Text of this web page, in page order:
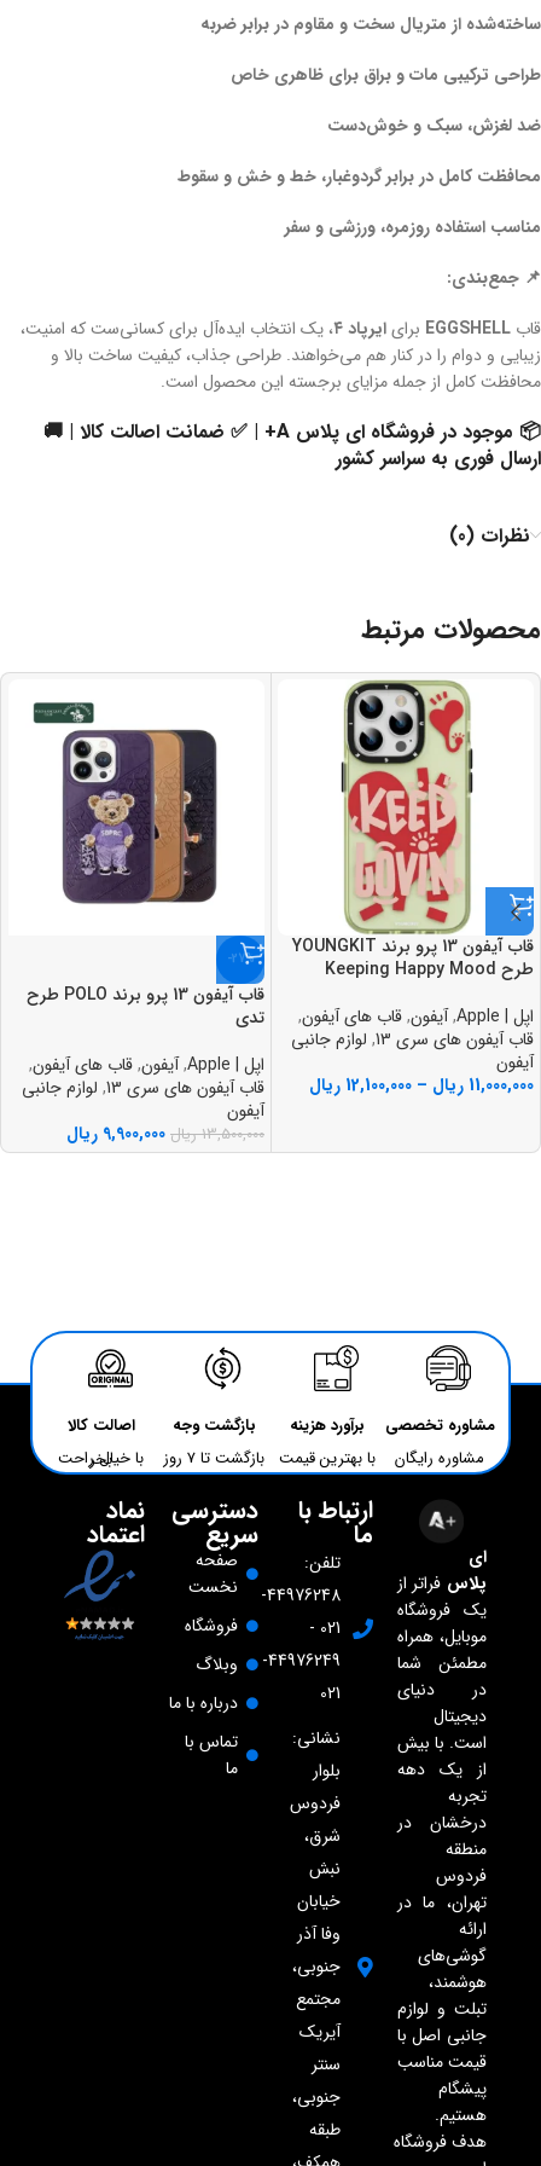
ساخته‌شده از متریال سخت و مقاوم در برابر ضربه
طراحی ترکیبی مات و براق برای ظاهری خاص
ضد لغزش، سبک و خوش‌دست
محافظت کامل در برابر گردوغبار، خط و خش و سقوط
مناسب استفاده روزمره، ورزشی و سفر
📌 جمع‌بندی:
قاب EGGSHELL برایایرپاد ۴ ، یک انتخاب ایده‌آل برای کسانی‌ست که امنیت،
زیبایی و دوام را در کنار هم می‌خواهند. طراحی جذاب، کیفیت ساخت بالا و
محافظت کامل از جمله مزایای برجسته این محصول است.
📦 موجود در فروشگاه ای پلاس A+ | ✅ ضمانت اصالت کالا | 🚚
ارسال فوری به سراسر کشور
نظرات (0)
محصولات مرتبط
قاب آيفون 13 پرو برند YOUNGKIT
طرح Keeping Happy Mood
اپل | Apple
,آیفون,قاب های آیفون,
قاب آیفون های سری 13
, لوازم جانبی
آیفون
11,000,000 ریال –
12,100,000 ریال
-27%
قاب آيفون 13 پرو برند POLO طرح
تدی
اپل | Apple
,آیفون,قاب های آیفون,
قاب آیفون های سری 13
, لوازم جانبی
آیفون
13,500,000 ریال 9,900,000 ریال
مشاوره تخصصی
مشاوره رایگان
برآورد هزینه
با بهترین قیمت
بازگشت وجه
بازگشت تا 7 روز
اصالت کالا
با خیال راحت بخر
ای
پلاس فراتر از
یک فروشگاه
موبایل، همراه
مطمئن شما
در دنیای
دیجیتال
است. با بیش
از یک دهه
تجربه
درخشان در
منطقه
فردوس
تهران، ما در
ارائه
گوشی‌های
هوشمند،
تبلت و لوازم
جانبی اصل با
قیمت مناسب
پیشگام
هستیم.
هدف فروشگاه
ارتباط با
ما
تلفن:
44976248-
021 -
44976249-
021
نشانی:
بلوار
فردوس
شرق،
نبش
خیابان
وفا آذر
جنوبی،
مجتمع
آیریک
سنتر
جنوبی،
طبقه
دسترسی
سریع
صفحه
نخست
فروشگاه
وبلاگ
درباره با ما
تماس با
ما
نماد
اعتماد